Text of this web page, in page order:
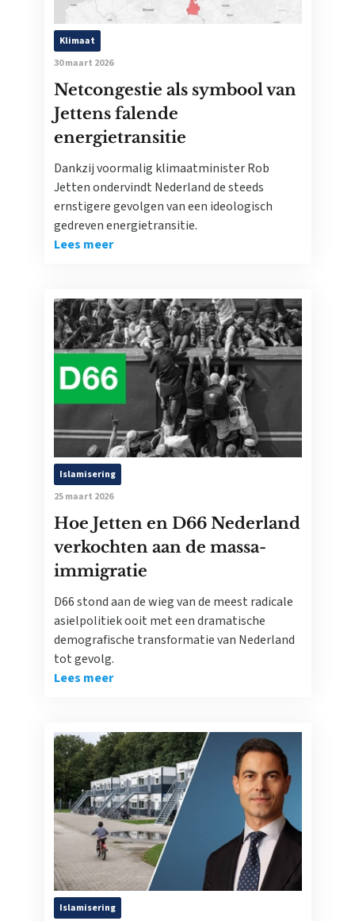
Klimaat
30 maart 2026
Netcongestie als symbool van
Jettens falende
energietransitie
Dankzij voormalig klimaatminister Rob
Jetten ondervindt Nederland de steeds
ernstigere gevolgen van een ideologisch
gedreven energietransitie.
Lees meer
Islamisering
25 maart 2026
Hoe Jetten en D66 Nederland
verkochten aan de massa-
immigratie
D66 stond aan de wieg van de meest radicale
asielpolitiek ooit met een dramatische
demografische transformatie van Nederland
tot gevolg.
Lees meer
Islamisering